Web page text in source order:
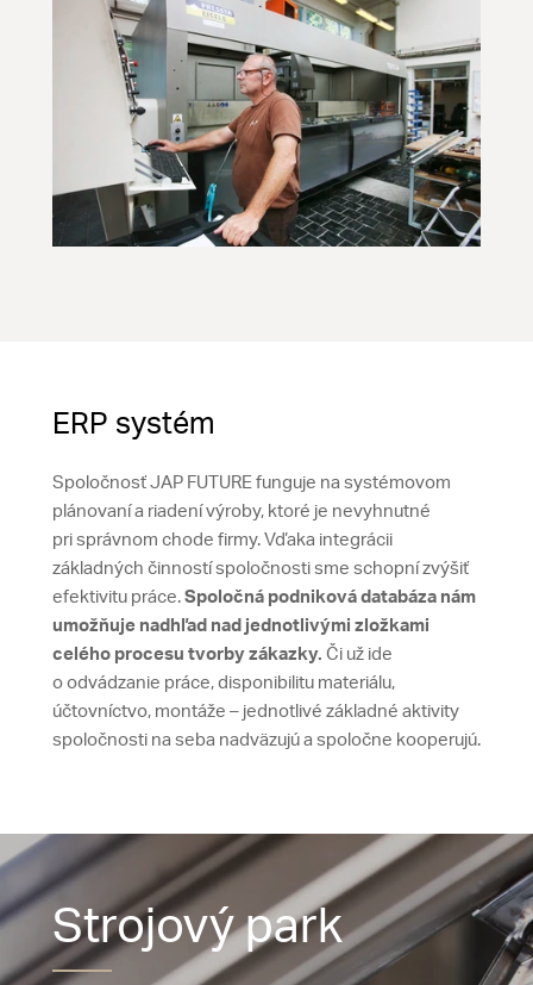
ERP systém
Spoločnosť JAP FUTURE funguje na systémovom
plánovaní a riadení výroby, ktoré je nevyhnutné
pri správnom chode firmy. Vďaka integrácii
základných činností spoločnosti sme schopní zvýšiť
efektivitu práce. Spoločná podniková databáza nám
umožňuje nadhľad nad jednotlivými zložkami
celého procesu tvorby zákazky. Či už ide
o odvádzanie práce, disponibilitu materiálu,
účtovníctvo, montáže – jednotlivé základné aktivity
spoločnosti na seba nadväzujú a spoločne kooperujú.
Strojový park